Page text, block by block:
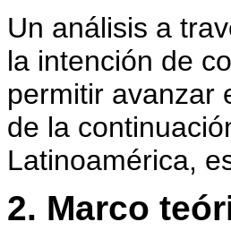
Un análisis a
la intención de
permitir avanzar
de la
Latinoamérica,
2. Marco